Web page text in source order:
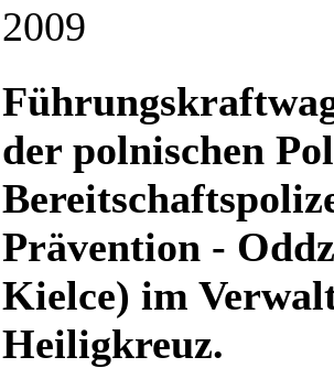
2009
der polnischen
Prävention -
Kielce) im
Heiligkreuz.